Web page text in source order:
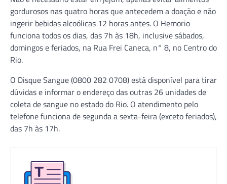
gordurosos nas quatro horas que antecedem a doação e não
ingerir bebidas alcoólicas 12 horas antes. O Hemorio
funciona todos os dias, das 7h às 18h, inclusive sábados,
domingos e feriados, na Rua Frei Caneca, n° 8, no Centro do
Rio.
O Disque Sangue (0800 282 0708) está disponível para tirar
dúvidas e informar o endereço das outras 26 unidades de
coleta de sangue no estado do Rio. O atendimento pelo
telefone funciona de segunda a sexta-feira (exceto feriados),
das 7h às 17h.